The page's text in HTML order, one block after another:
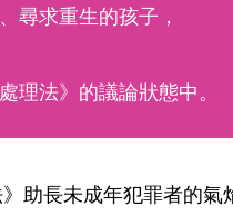
尋求重生的孩子，
理法》的議論狀態中。
助長未成年犯罪者的氣